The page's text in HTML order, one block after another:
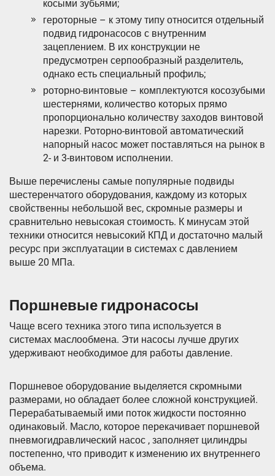
косыми зубьями;
героторные – к этому типу относится отдельный
подвид гидронасосов с внутренним
зацеплением. В их конструкции не
предусмотрен серпообразный разделитель,
однако есть специальный профиль;
роторно-винтовые – комплектуются косозубыми
шестернями, количество которых прямо
пропорционально количеству заходов винтовой
нарезки. Роторно-винтовой автоматический
напорный насос может поставляться на рынок в
2- и 3-винтовом исполнении.
Выше перечислены самые популярные подвиды
шестеренчатого оборудования, каждому из которых
свойственны небольшой вес, скромные размеры и
сравнительно невысокая стоимость. К минусам этой
техники относится невысокий КПД и достаточно малый
ресурс при эксплуатации в системах с давлением
выше 20 МПа.
Поршневые гидронасосы
Чаще всего техника этого типа используется в
системах маслообмена. Эти насосы лучше других
удерживают необходимое для работы давление.
Поршневое оборудование выделяется скромными
размерами, но обладает более сложной конструкцией.
Перерабатываемый ими поток жидкости постоянно
одинаковый. Масло, которое перекачивает поршневой
пневмогидравлический насос , заполняет цилиндры
постепенно, что приводит к изменению их внутреннего
объема.